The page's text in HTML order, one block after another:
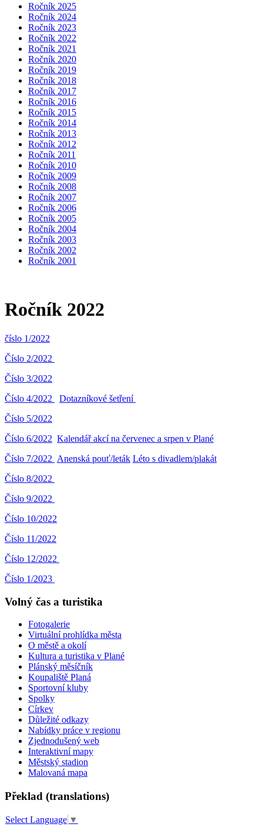
Ročník 2025
Ročník 2024
Ročník 2023
Ročník 2022
Ročník 2021
Ročník 2020
Ročník 2019
Ročník 2018
Ročník 2017
Ročník 2016
Ročník 2015
Ročník 2014
Ročník 2013
Ročník 2012
Ročník 2011
Ročník 2010
Ročník 2009
Ročník 2008
Ročník 2007
Ročník 2006
Ročník 2005
Ročník 2004
Ročník 2003
Ročník 2002
Ročník 2001
Ročník 2022
číslo 1/2022
Číslo 2/2022
Číslo 3/2022
Číslo 4/2022
Dotazníkové šetření
Číslo 5/2022
Číslo 6/2022 Kalendář akcí na červenec a srpen v Plané
Číslo 7/2022 Anenská pouť/leták Léto s divadlem/plakát
Číslo 8/2022
Číslo 9/2022
Číslo 10/2022
Číslo 11/2022
Číslo 12/2022
Číslo 1/2023
Volný čas a turistika
Fotogalerie
Virtuální prohlídka města
O městě a okolí
Kultura a turistika v Plané
Plánský měsíčník
Koupaliště Planá
Sportovní kluby
Spolky
Církev
Důležité odkazy
Nabídky práce v regionu
Zjednodušený web
Interaktivní mapy
Městský stadion
Malovaná mapa
Překlad (translations)
Select Language ▼